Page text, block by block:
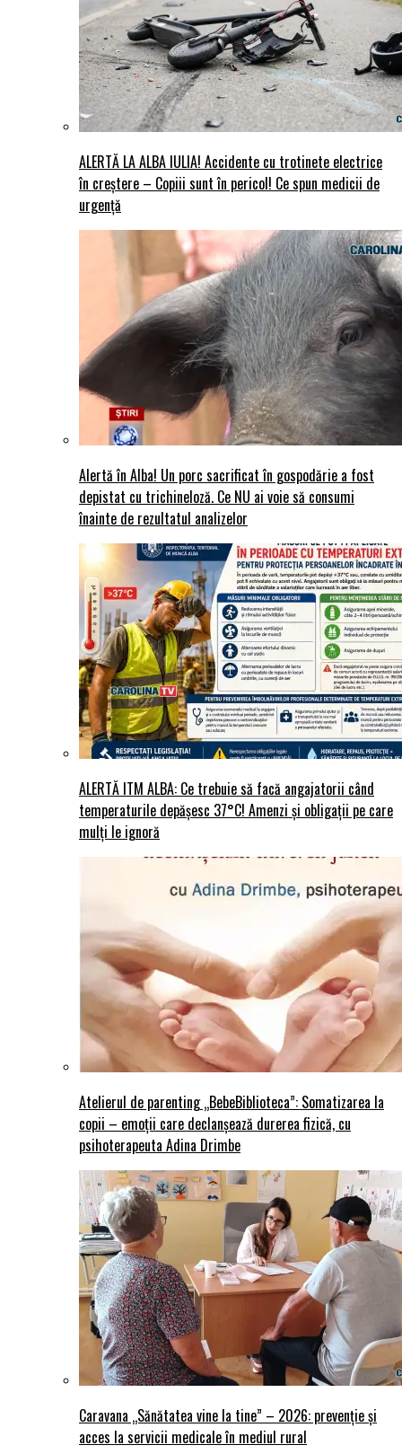
ALERTĂ LA ALBA IULIA! Accidente cu trotinete electrice
în creștere – Copiii sunt în pericol! Ce spun medicii de
urgență
Alertă în Alba! Un porc sacrificat în gospodărie a fost
depistat cu trichineloză. Ce NU ai voie să consumi
înainte de rezultatul analizelor
ALERTĂ ITM ALBA: Ce trebuie să facă angajatorii când
temperaturile depășesc 37°C! Amenzi și obligații pe care
mulți le ignoră
Atelierul de parenting „BebeBiblioteca”: Somatizarea la
copii – emoții care declanșează durerea fizică, cu
psihoterapeuta Adina Drimbe
Caravana „Sănătatea vine la tine” – 2026: prevenție și
acces la servicii medicale în mediul rural